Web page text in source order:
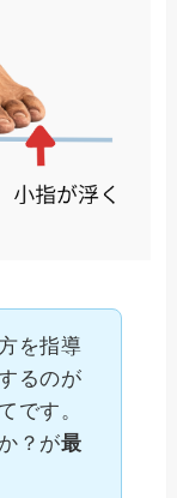
を指導
るのが
です。
？が最